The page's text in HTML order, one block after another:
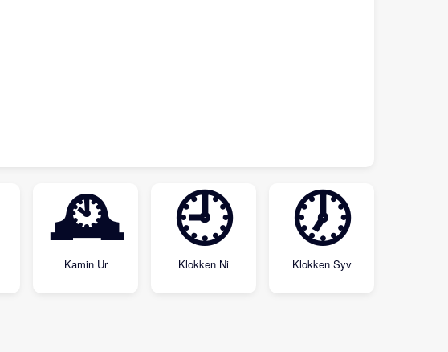
🕰
Kamin Ur
🕘
Klokken Ni
🕖
Klokken Syv